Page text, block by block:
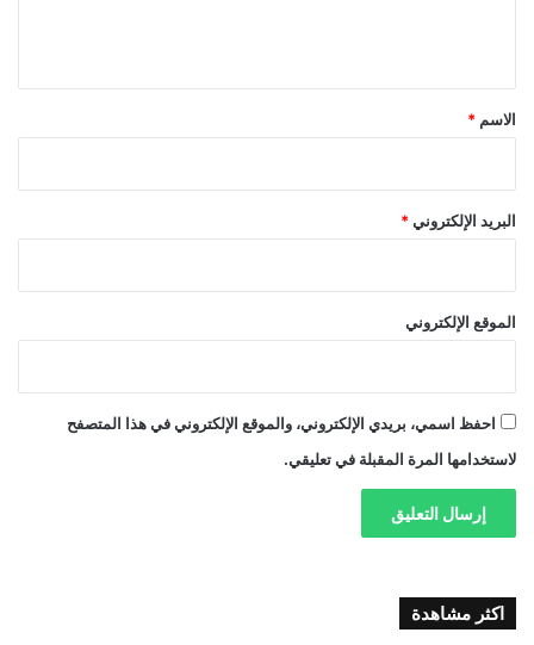
*
الاسم *
البريد الإلكتروني *
الموقع الإلكتروني
احفظ اسمي، بريدي الإلكتروني، والموقع الإلكتروني في هذا المتصفح
لاستخدامها المرة المقبلة في تعليقي.
اكثر مشاهدة